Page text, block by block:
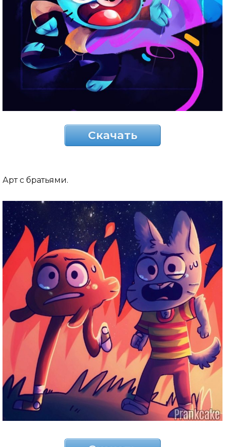
Скачать
Арт с братьями.